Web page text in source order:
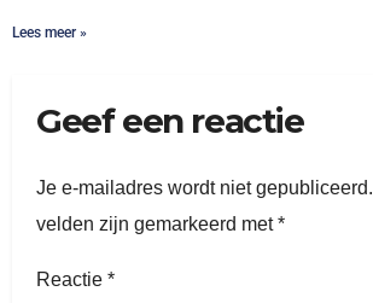
Lees meer »
Geef een reactie
Je e-mailadres wordt niet gepubliceerd.
velden zijn gemarkeerd met*
Reactie *